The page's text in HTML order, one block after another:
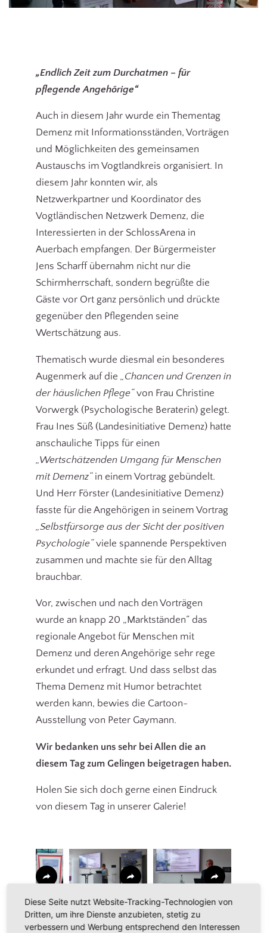
„Endlich Zeit zum Durchatmen – für
pflegende Angehörige“
Auch in diesem Jahr wurde ein Thementag
Demenz mit Informationsständen, Vorträgen
und Möglichkeiten des gemeinsamen
Austauschs im Vogtlandkreis organisiert. In
diesem Jahr konnten wir, als
Netzwerkpartner und Koordinator des
Vogtländischen Netzwerk Demenz, die
Interessierten in der SchlossArena in
Auerbach empfangen. Der Bürgermeister
Jens Scharff übernahm nicht nur die
Schirmherrschaft, sondern begrüßte die
Gäste vor Ort ganz persönlich und drückte
gegenüber den Pflegenden seine
Wertschätzung aus.
Thematisch wurde diesmal ein besonderes
Augenmerk auf die „Chancen und Grenzen in
der häuslichen Pflege“von Frau Christine
Vorwergk (Psychologische Beraterin) gelegt.
Frau Ines Süß (Landesinitiative Demenz) hatte
anschauliche Tipps für einen
„Wertschätzenden Umgang für Menschen
mit Demenz“in einem Vortrag gebündelt.
Und Herr Förster (Landesinitiative Demenz)
fasste für die Angehörigen in seinem Vortrag
„Selbstfürsorge aus der Sicht der positiven
Psychologie“viele spannende Perspektiven
zusammen und machte sie für den Alltag
brauchbar.
Vor, zwischen und nach den Vorträgen
wurde an knapp 20 „Marktständen“ das
regionale Angebot für Menschen mit
Demenz und deren Angehörige sehr rege
erkundet und erfragt. Und dass selbst das
Thema Demenz mit Humor betrachtet
werden kann, bewies die Cartoon-
Ausstellung von Peter Gaymann.
Wir bedanken uns sehr bei Allen die an
diesem Tag zum Gelingen beigetragen haben.
Holen Sie sich doch gerne einen Eindruck
von diesem Tag in unserer Galerie!
Diese Seite nutzt Website-Tracking-Technologien von
Dritten, um ihre Dienste anzubieten, stetig zu
verbessern und Werbung entsprechend den Interessen